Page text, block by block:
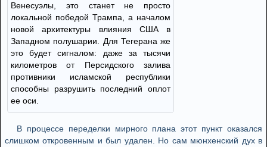
Венесуэлы, это станет не просто
локальной победой Трампа, а началом
новой архитектуры влияния США в
Западном полушарии. Для Тегерана же
это будет сигналом: даже за тысячи
километров от Персидского залива
противники исламской республики
способны разрушить последний оплот
ее оси.
В процессе переделки мирного плана этот пункт оказался
слишком откровенным и был удален. Но сам мюнхенский дух в